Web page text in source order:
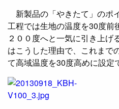
新製品の「やきたて」のポ
工程では生地の温度を30度前
２００度へと一気に引き上げ
はこうした理由で、これまで
て高域温度を30度高めに設定